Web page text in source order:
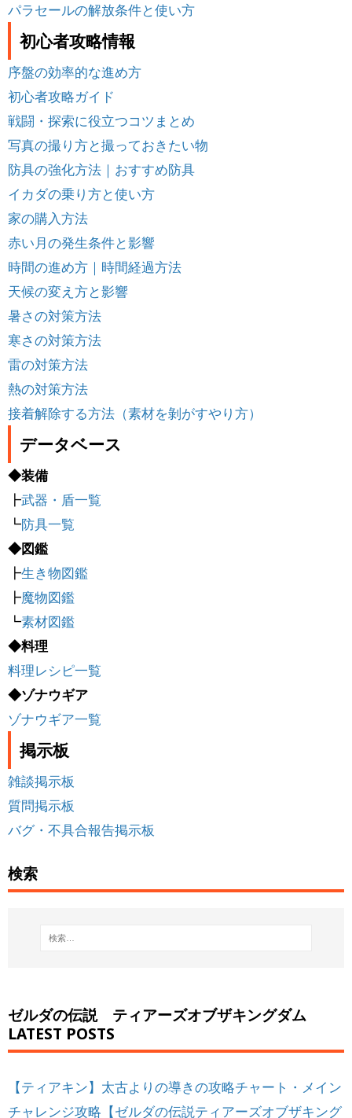
パラセールの解放条件と使い方
初心者攻略情報
序盤の効率的な進め方
初心者攻略ガイド
戦闘・探索に役立つコツまとめ
写真の撮り方と撮っておきたい物
防具の強化方法｜おすすめ防具
イカダの乗り方と使い方
家の購入方法
赤い月の発生条件と影響
時間の進め方｜時間経過方法
天候の変え方と影響
暑さの対策方法
寒さの対策方法
雷の対策方法
熱の対策方法
接着解除する方法（素材を剝がすやり方）
データベース
◆装備
┣武器・盾一覧
┗防具一覧
◆図鑑
┣生き物図鑑
┣魔物図鑑
┗素材図鑑
◆料理
料理レシピ一覧
◆ゾナウギア
ゾナウギア一覧
掲示板
雑談掲示板
質問掲示板
バグ・不具合報告掲示板
検索
ゼルダの伝説 ティアーズオブザキングダム
LATEST POSTS
【ティアキン】太古よりの導きの攻略チャート・メイン
チャレンジ攻略【ゼルダの伝説ティアーズオブザキング